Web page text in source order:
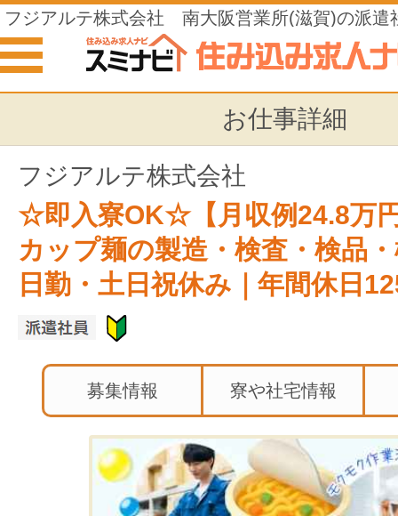
フジアルテ株式会社 南大阪営業所(滋賀)の派遣
の仕事
お仕事詳細
フジアルテ株式会社
☆即入寮OK☆【月収例24.8万
カップ麺の製造・検査・検品
日勤・土日祝休み｜年間休日
募集情報 寮や社宅情報